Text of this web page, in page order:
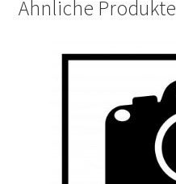
Ähnliche Produkte